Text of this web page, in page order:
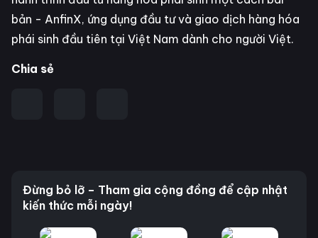
bản - AnfinX, ứng dụng đầu tư và giao dịch hàng hóa
phái sinh đầu tiên tại Việt Nam dành cho người Việt.
Chia sẻ
Đừng bỏ lỡ – Tham gia cộng đồng để cập nhật
kiến thức mỗi ngày!